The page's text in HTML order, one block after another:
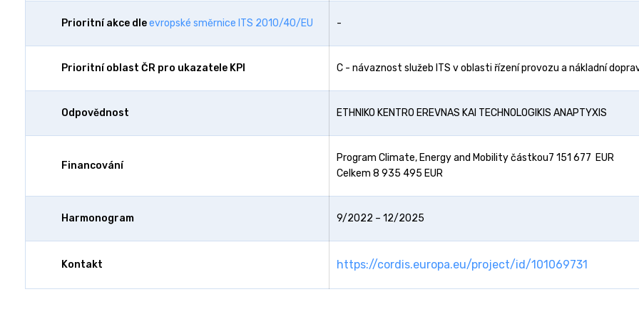
Prioritní akce dleevropské směrnice ITS 2010/40/EU -
Prioritní oblast ČR pro ukazatele KPI C - návaznost služeb ITS v oblasti řízení provozu a nákladní
Odpovědnost ETHNIKO KENTRO EREVNAS KAI TECHNOLOGIKIS ANAPTYXIS
Financování
Program Climate, Energy and Mobility částkou7 151 677 EUR
Celkem 8 935 495 EUR
Harmonogram 9/2022 – 12/2025
Kontakt https://cordis.europa.eu/project/id/101069731